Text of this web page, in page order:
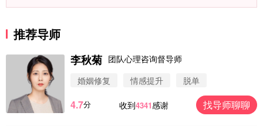
推荐导师
李秋菊 团队心理咨询督导师
婚姻修复
情感提升 脱单
4.7分 收到4341感谢 找导师聊聊